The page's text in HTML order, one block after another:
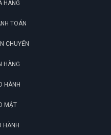
HÀNG
TOÁN
CHUYỂN
HÀNG
HÀNH
MẬT
HÀNH